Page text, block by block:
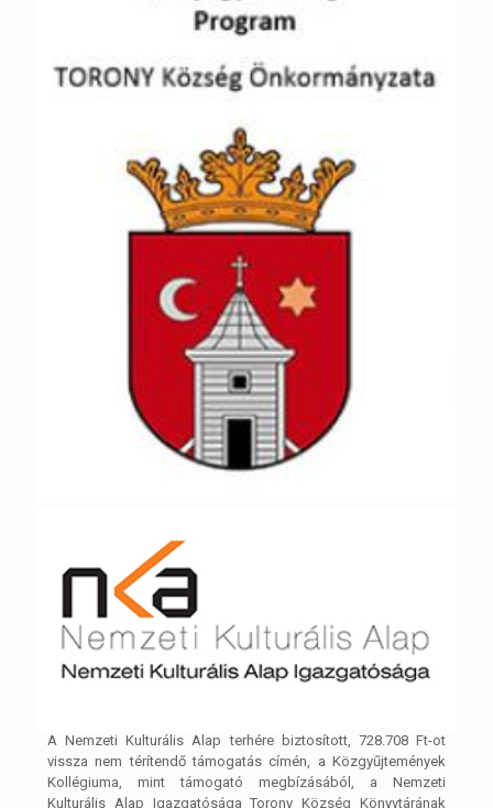
A Nemzeti Kulturális Alap terhére biztosított, 728.708 Ft-ot
vissza nem térítendő támogatás címén, a Közgyűjtemények
Kollégiuma, mint támogató megbízásából, a Nemzeti
Kulturális Alap Igazgatósága Torony Község Könyvtárának